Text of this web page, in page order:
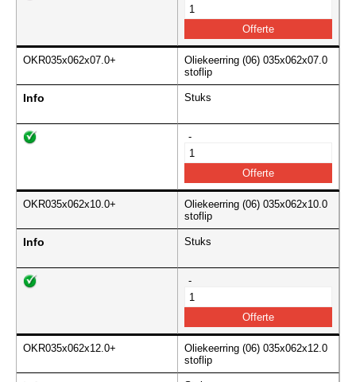
OKR035x062x07.0+
Oliekeerring (06) 035x062x07.0
stoflip
Info Stuks
-
OKR035x062x10.0+
Oliekeerring (06) 035x062x10.0
stoflip
Info Stuks
-
OKR035x062x12.0+
Oliekeerring (06) 035x062x12.0
stoflip